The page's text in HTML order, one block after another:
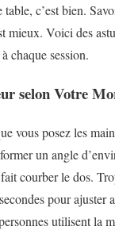
table, c’est bien.
mieux. Voici des
chaque session.
selon Votre
vous posez les
un angle
courber le dos.
pour ajuster
utilisent la